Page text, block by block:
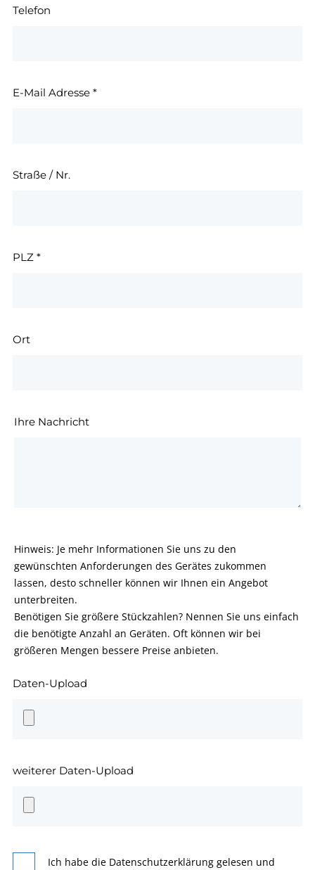
Telefon
E-Mail Adresse *
Straße / Nr.
PLZ *
Ort
Ihre Nachricht
Hinweis: Je mehr Informationen Sie uns zu den
gewünschten Anforderungen des Gerätes zukommen
lassen, desto schneller können wir Ihnen ein Angebot
unterbreiten.
Benötigen Sie größere Stückzahlen? Nennen Sie uns einfach
die benötigte Anzahl an Geräten. Oft können wir bei
größeren Mengen bessere Preise anbieten.
Daten-Upload
weiterer Daten-Upload
Ich habe die Datenschutzerklärung gelesen und